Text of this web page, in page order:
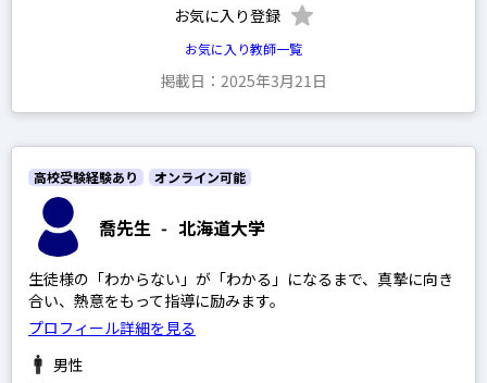
お気に入り登録
お気に入り教師一覧
掲載日：2025年3月21日
喬先生 - 北海道大学
高校受験経験あり オンライン可能
生徒様の「わからない」が「わかる」になるまで、真摯に向き
合い、熱意をもって指導に励みます。
プロフィール詳細を見る
男性